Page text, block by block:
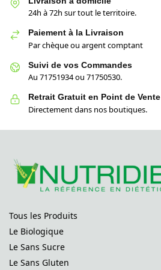
24h à 72h sur tout le territoire.
Paiement à la Livraison
Par chèque ou argent comptant
Suivi de vos Commandes
Au 71751934 ou 71750530.
Retrait Gratuit en Point de Vente
Directement dans nos boutiques.
Tous les Produits
Le Biologique
Le Sans Sucre
Le Sans Gluten